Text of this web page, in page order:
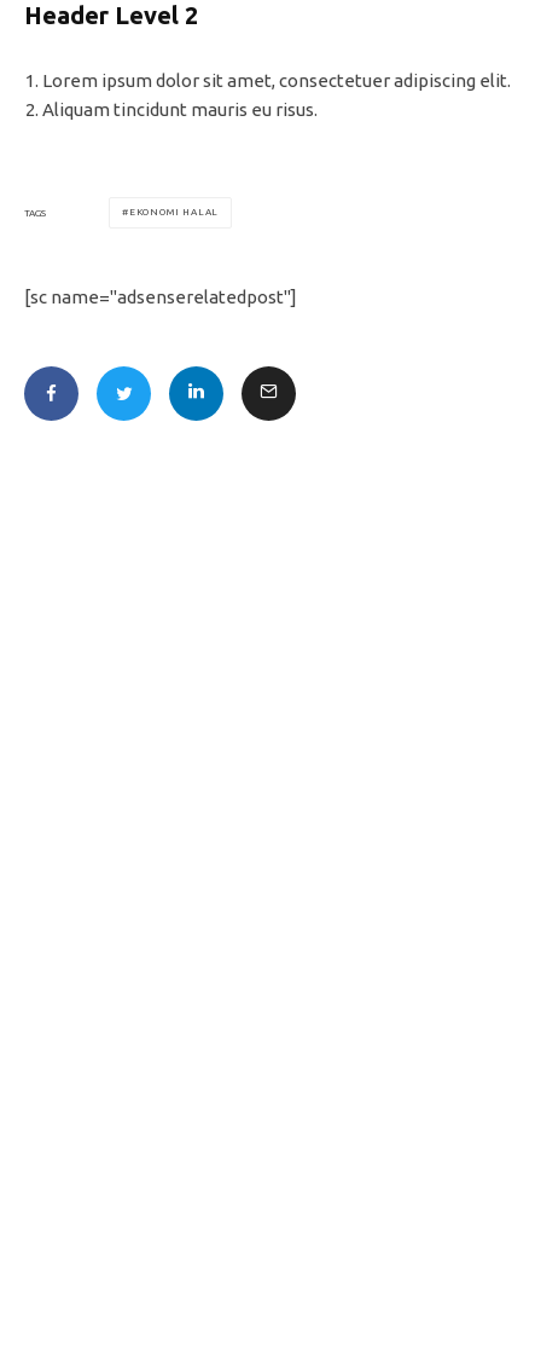
Header Level 2
Lorem ipsum dolor sit amet, consectetuer adipiscing elit.
Aliquam tincidunt mauris eu risus.
TAGS EKONOMI HALAL
[sc name="adsenserelatedpost"]